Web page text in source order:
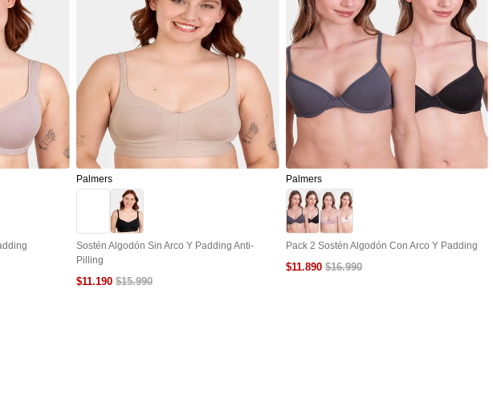
Palmers
Sostén Algodón Sin Arco Y Padding Anti-
Pilling
$11.190 $15.990
Palmers
Pack 2 Sostén Algodón Con Arco Y Padding
$11.890 $16.990